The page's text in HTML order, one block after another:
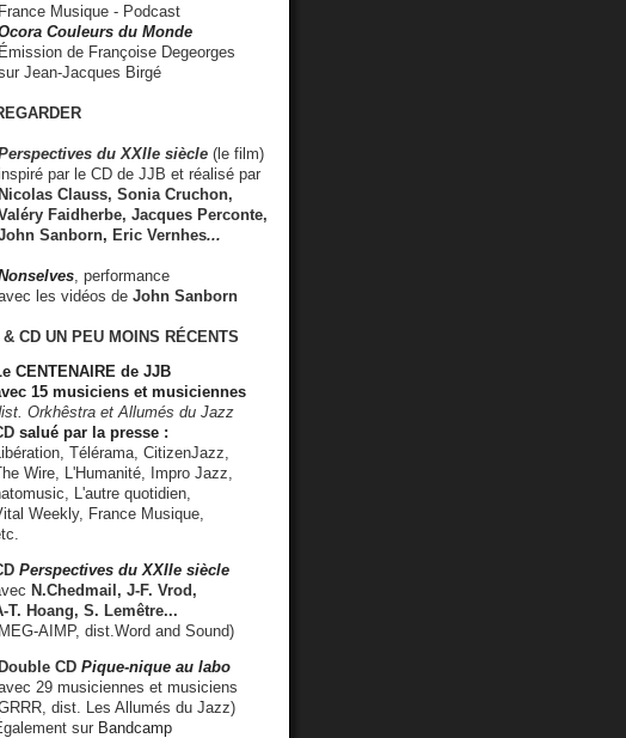
Musique - Podcast
Couleurs du Monde
de Françoise Degeorges
Jean-Jacques Birgé
du XXIIe siècle (le film)
par le CD de JJB et réalisé par
Clauss, Sonia Cruchon,
Faidherbe, Jacques Perconte,
Sanborn, Eric Vernhes...
, performance
les vidéos de John Sanborn
CD UN PEU MOINS RÉCENTS
CENTENAIRE de JJB
15 musiciens et musiciennes
Orkhêstra et Allumés du Jazz
salué par la presse :
Télérama, CitizenJazz,
Wire, L'Humanité, Impro Jazz,
L'autre quotidien,
Weekly, France Musique,
Perspectives du XXIIe siècle
N.Chedmail, J-F. Vrod,
T. Hoang, S. Lemêtre...
AIMP, dist.Word and Sound)
CD Pique-nique au labo
29 musiciennes et musiciens
dist. Les Allumés du Jazz)
sur Bandcamp